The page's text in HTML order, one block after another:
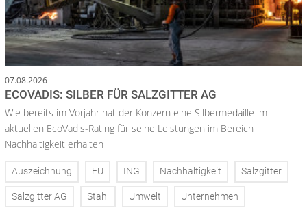
07.08.2026
ECOVADIS: SILBER FÜR SALZGITTER AG
Wie bereits im Vorjahr hat der Konzern eine Silbermedaille im
aktuellen EcoVadis-Rating für seine Leistungen im Bereich
Nachhaltigkeit erhalten
Auszeichnung EU ING Nachhaltigkeit Salzgitter
Salzgitter AG Stahl Umwelt Unternehmen